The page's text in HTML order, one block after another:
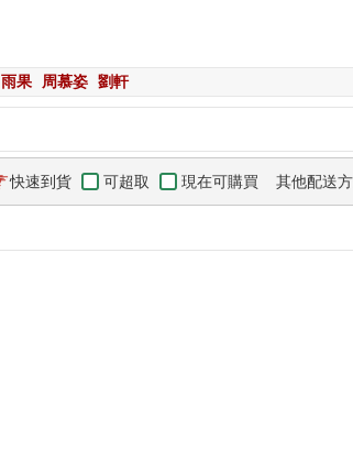
雨果 周慕姿 劉軒
快速到貨 可超取 現在可購買 其他配送